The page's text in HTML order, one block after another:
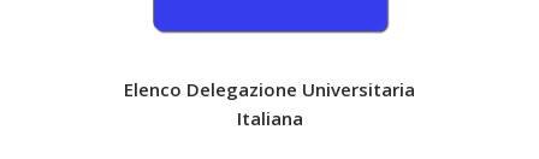
Elenco Delegazione Universitaria
Italiana